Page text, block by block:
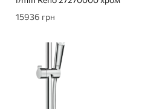
15936 грн